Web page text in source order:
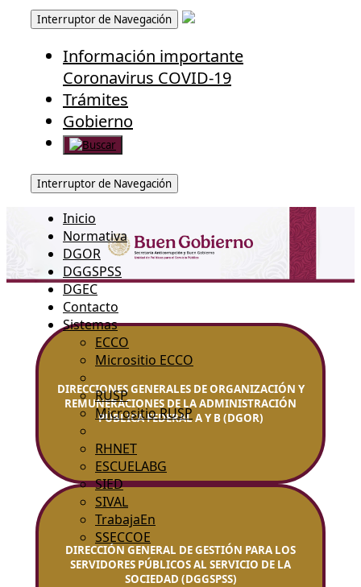
Interruptor de Navegación
Información importante
Coronavirus COVID-19
Trámites
Gobierno
Interruptor de Navegación
Inicio
Normativa
DGOR
DGGSPSS
DGEC
Contacto
Sistemas
ECCO
Micrositio ECCO
RUSP
Micrositio RUSP
RHNET
ESCUELABG
SIED
SIVAL
TrabajaEn
SSECCOE
DIRECCIONES GENERALES DE ORGANIZACIÓN Y
REMUNERACIONES DE LA ADMINISTRACIÓN
PÚBLICA FEDERAL A Y B (DGOR)
DIRECCIÓN GENERAL DE GESTIÓN PARA LOS
SERVIDORES PÚBLICOS AL SERVICIO DE LA
SOCIEDAD (DGGSPSS)